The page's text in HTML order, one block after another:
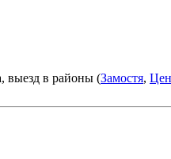
выезд в районы (Замостя,